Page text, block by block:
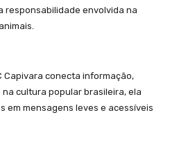
responsabilidade envolvida na
Capivara conecta informação,
cultura popular brasileira, ela
em mensagens leves e acessíveis